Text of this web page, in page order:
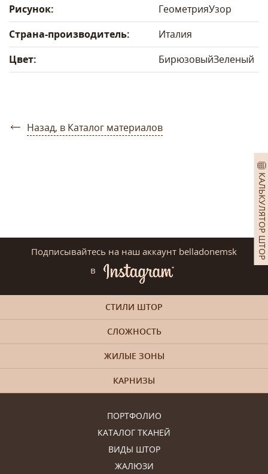
КАЛЬКУЛЯТОР ШТОР
Рисунок:
ГеометрияУзор
Страна-производитель:
Италия
Цвет:
БирюзовыйЗеленый
Назад, в Каталог материалов
Подписывайтесь на наш аккаунт belladonemsk
в
ПОРТФОЛИО
КАТАЛОГ ТКАНЕЙ
ВИДЫ ШТОР
ЖАЛЮЗИ
СТИЛИ ШТОР
СЛОЖНОСТЬ
ЖИЛЫЕ ЗОНЫ
КАРНИЗЫ